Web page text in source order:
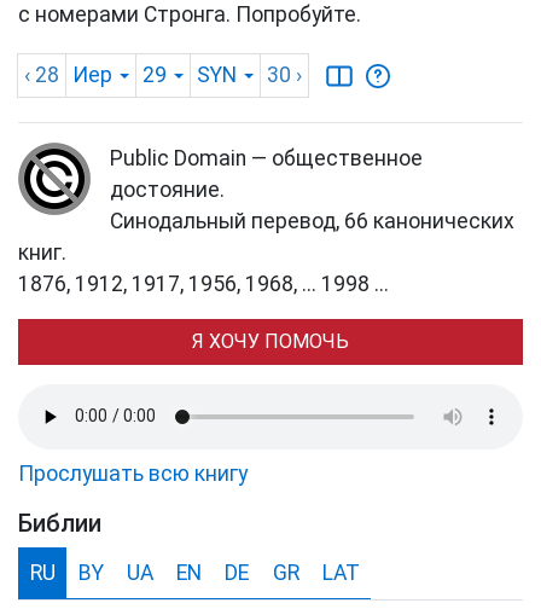
с номерами Стронга. Попробуйте.
‹ 28 Иер 29 SYN 30 ›
Public Domain — общественное
достояние.
Синодальный перевод, 66 канонических
книг.
1876, 1912, 1917, 1956, 1968, ... 1998 ...
Я ХОЧУ ПОМОЧЬ
Прослушать всю книгу
Библии
RU BY UA EN DE GR LAT